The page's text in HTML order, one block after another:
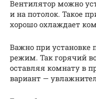
Вентилятор можно
и на потолок. Такое
хорошо охлаждает
Важно при установке
режим. Так горячий
оставляя комнату в
вариант —